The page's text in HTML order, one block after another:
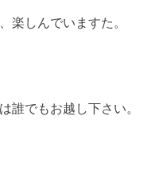
楽しんでいますた。
誰でもお越し下さい。